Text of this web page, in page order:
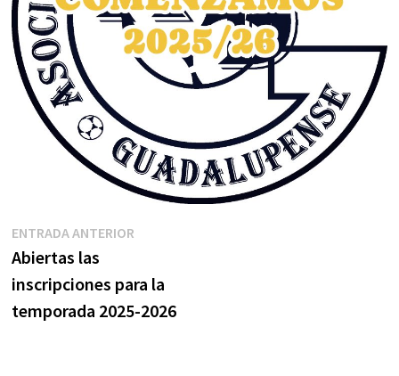
Navegación
de
entradas
ENTRADA ANTERIOREntrada
Abiertas las
inscripciones para la
temporada 2025-2026